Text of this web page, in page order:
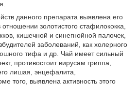
данного препарата выявлена его
отношении золотистого стафилококка,
кишечной и синегнойной палочек,
заболеваний, как холерного
тифа и др. Чай имеет сильный
противостоит вирусам гриппа,
лишая, энцефалита,
того, выявлена активность этого